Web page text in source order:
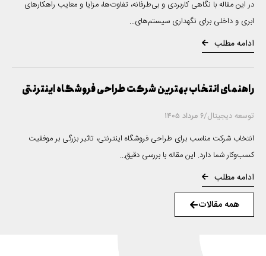
در این مقاله با نگاهی کاربردی و بی‌طرفانه، تفاوت‌ها، مزایا و معایب راهکارهای
ابری و داخلی برای نگهداری سیستم‌های...
ادامه مطلب
توسعه دیجیتال/6 مرداد 1405
راهنمای انتخاب بهترین شرکت طراحی فروشگاه اینترنتی
انتخاب شرکت مناسب برای طراحی فروشگاه اینترنتی، تاثیر بزرگی بر موفقیت
کسب‌وکار شما دارد. این مقاله با بررسی دقیق...
ادامه مطلب
همه مقالات